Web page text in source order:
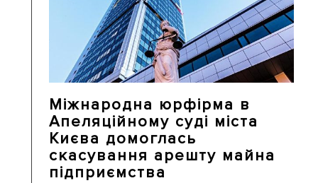
Міжнародна юрфірма в
Апеляційному суді міста
Києва домоглась
скасування арешту майна
підприємства